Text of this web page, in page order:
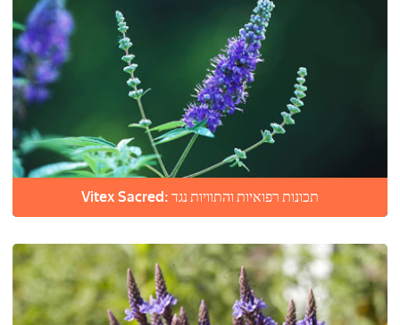
Vitex Sacred: תכונות רפואיות והתוויות נגד